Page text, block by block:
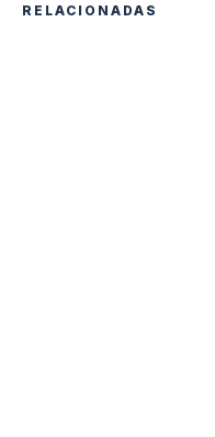
RELACIONADAS